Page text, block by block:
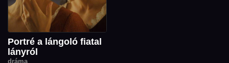
Portré a lángoló fiatal
lányról
dráma